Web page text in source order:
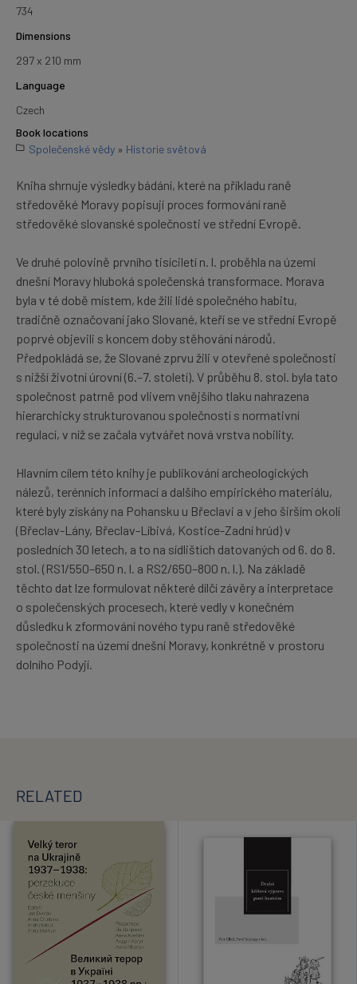
734
Dimensions
297 x 210 mm
Language
Czech
Book locations
Společenské vědy » Historie světová
Kniha shrnuje výsledky bádání, které na příkladu raně
středověké Moravy popisují proces formování raně
středověké slovanské společnosti ve střední Evropě.
Ve druhé polovině prvního tisíciletí n. l. proběhla na území
dnešní Moravy hluboká společenská transformace. Morava
byla v té době místem, kde žili lidé společného habitu,
tradičně označovaní jako Slované, kteří se ve střední Evropě
poprvé objevili s koncem doby stěhování národů.
Předpokládá se, že Slované zprvu žili v otevřené společnosti
s nižší životní úrovní (6.–7. století). V průběhu 8. stol. byla tato
společnost patrně pod vlivem vnějšího tlaku nahrazena
hierarchicky strukturovanou společností s normativní
regulací, v níž se začala vytvářet nová vrstva nobility.
Hlavním cílem této knihy je publikování archeologických
nálezů, terénních informací a dalšího empirického materiálu,
které byly získány na Pohansku u Břeclavi a v jeho širším okolí
(Břeclav-Lány, Břeclav-Líbivá, Kostice-Zadní hrúd) v
posledních 30 letech, a to na sídlištích datovaných od 6. do 8.
stol. (RS1/550–650 n. l. a RS2/650–800 n. l.). Na základě
těchto dat lze formulovat některé dílčí závěry a interpretace
o společenských procesech, které vedly v konečném
důsledku k zformování nového typu raně středověké
společnosti na území dnešní Moravy, konkrétně v prostoru
dolního Podyjí.
RELATED